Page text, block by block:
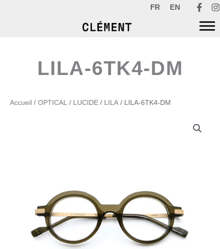
FR EN
LILA-6TK4-DM
Accueil / OPTICAL / LUCIDE / LILA / LILA-6TK4-DM